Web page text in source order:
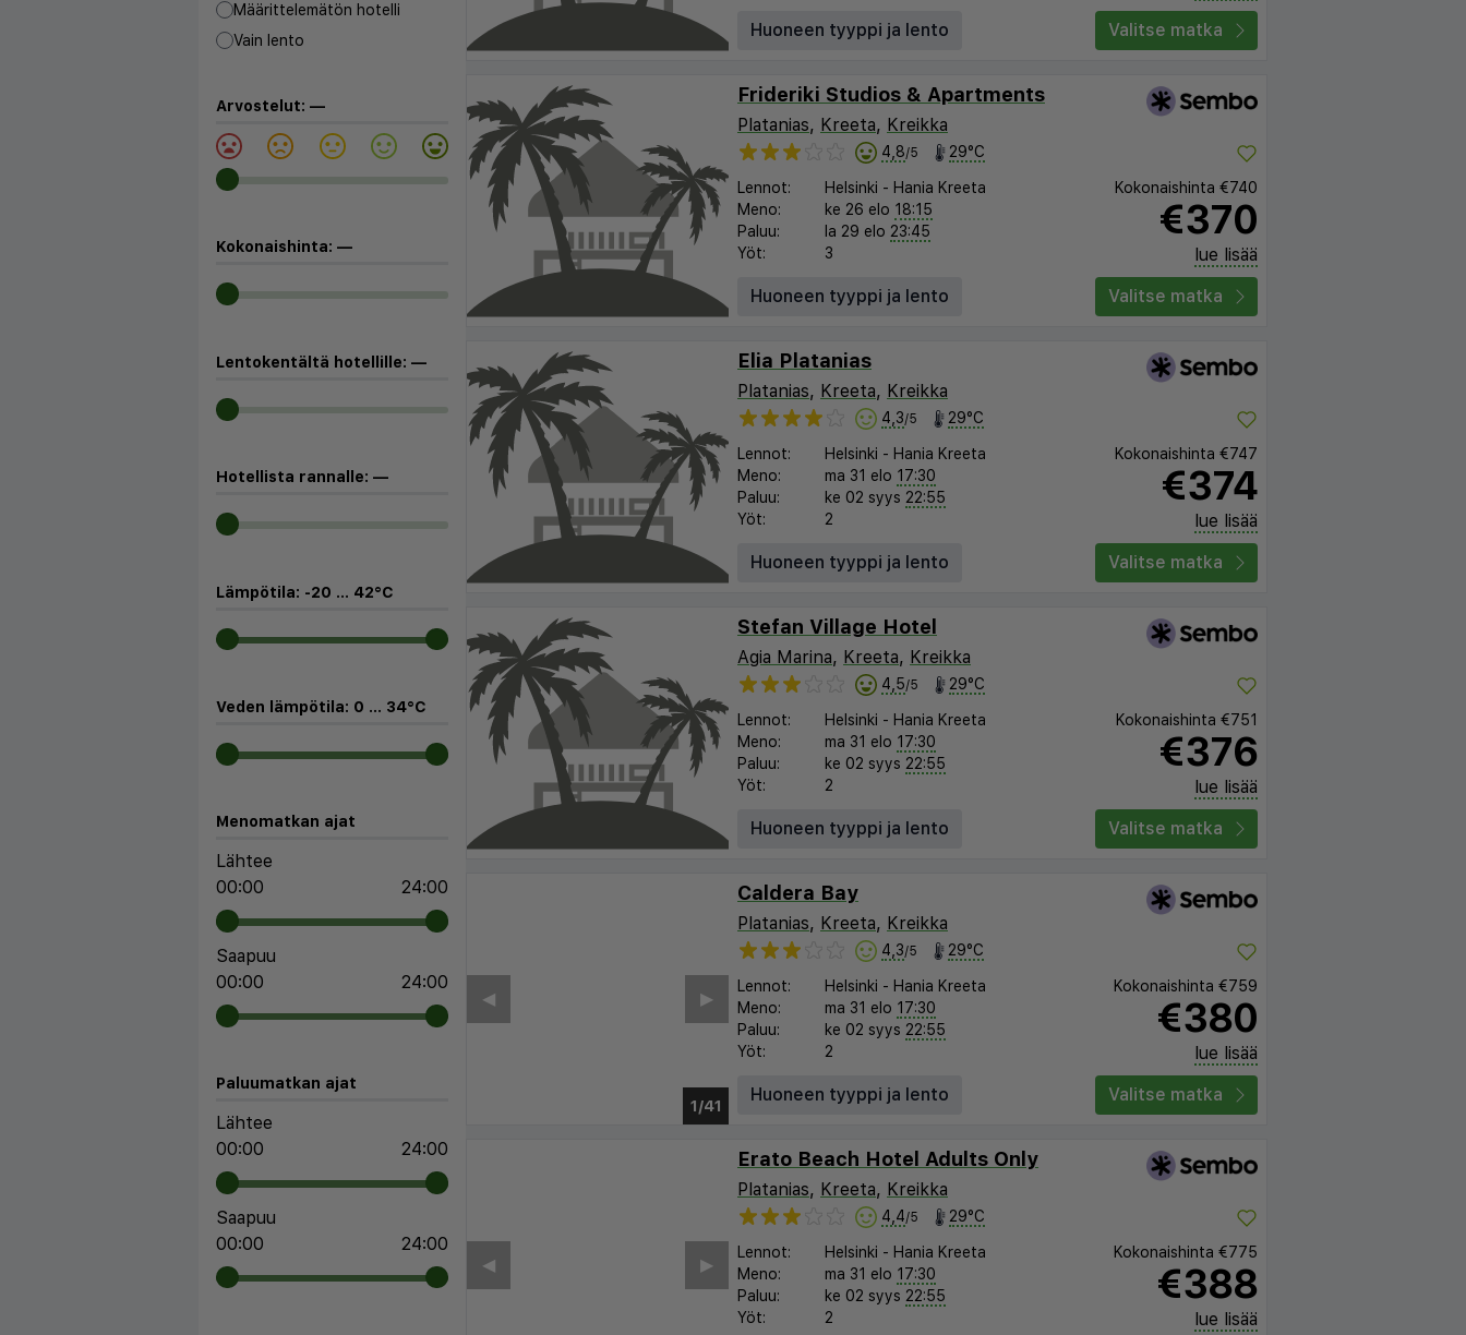
Määrittelemätön hotelli
Vain lento
Arvostelut: —
Kokonaishinta: —
Lentokentältä hotellille: —
Hotellista rannalle: —
Lämpötila: -20 ... 42°C
Veden lämpötila: 0 ... 34°C
Menomatkan ajat
Lähtee
00:00
24:00
Saapuu
00:00
24:00
Paluumatkan ajat
Lähtee
00:00
24:00
Saapuu
00:00
24:00
Huoneen tyyppi ja lento
Valitse matka
Frideriki Studios & Apartments
Platanias, Kreeta, Kreikka
4,8/5 29°C
Lennot: Helsinki - Hania Kreeta
Meno:
ke 26 elo 18:15
Paluu:
la 29 elo 23:45
Yöt:
3
Kokonaishinta €740
€370
lue lisää
Huoneen tyyppi ja lento
Valitse matka
Elia Platanias
Platanias, Kreeta, Kreikka
4,3/5 29°C
Lennot: Helsinki - Hania Kreeta
Meno:
ma 31 elo 17:30
Paluu:
ke 02 syys 22:55
Yöt:
2
Kokonaishinta €747
€374
lue lisää
Huoneen tyyppi ja lento
Valitse matka
Stefan Village Hotel
Agia Marina, Kreeta, Kreikka
4,5/5 29°C
Lennot: Helsinki - Hania Kreeta
Meno:
ma 31 elo 17:30
Paluu:
ke 02 syys 22:55
Yöt:
2
Kokonaishinta €751
€376
lue lisää
Huoneen tyyppi ja lento
Valitse matka
1/35
▶︎
◀︎
Caldera Bay
Platanias, Kreeta, Kreikka
4,3/5 29°C
Lennot: Helsinki - Hania Kreeta
Meno:
ma 31 elo 17:30
Paluu:
ke 02 syys 22:55
Yöt:
2
Kokonaishinta €759
€380
lue lisää
Huoneen tyyppi ja lento
Valitse matka
Erato Beach Hotel Adults Only
Platanias, Kreeta, Kreikka
4,4/5 29°C
Lennot: Helsinki - Hania Kreeta
Meno:
ma 31 elo 17:30
Paluu:
ke 02 syys 22:55
Yöt:
2
Kokonaishinta €775
€388
lue lisää